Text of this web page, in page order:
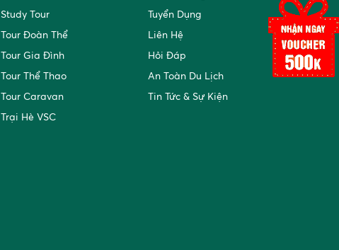
Study Tour
Tour Đoàn Thể
Tour Gia Đình
Tour Thể Thao
Tour Caravan
Trại Hè VSC
Tuyển Dụng
Liên Hệ
Hỏi Đáp
An Toàn Du Lịch
Tin Tức & Sự Kiện